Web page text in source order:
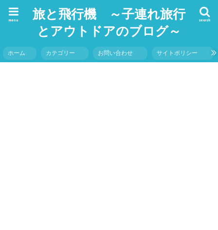
旅と飛行機 ～子連れ旅行
とアウトドアのブログ～
search
menu
ホーム カテゴリー お問い合わせ サイトポリシー